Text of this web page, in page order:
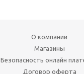
О компании
Магазины
Безопасность онлайн
Договор оферта